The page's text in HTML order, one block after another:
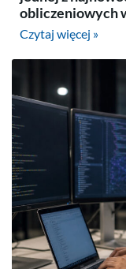
obliczeniowych
Czytaj więcej »